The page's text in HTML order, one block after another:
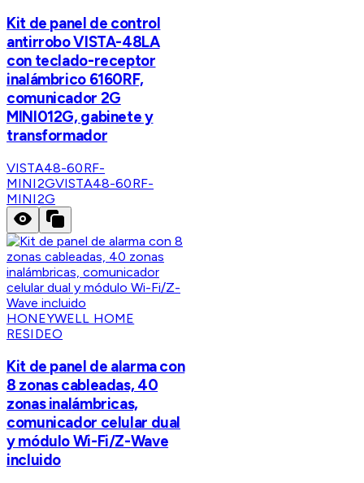
Kit de panel de control
antirrobo VISTA-48LA
con teclado-receptor
inalámbrico 6160RF,
comunicador 2G
MINI012G, gabinete y
transformador
VISTA48-60RF-
MINI2GVISTA48-60RF-
MINI2G
HONEYWELL HOME
RESIDEO
Kit de panel de alarma con
8 zonas cableadas, 40
zonas inalámbricas,
comunicador celular dual
y módulo Wi-Fi/Z-Wave
incluido